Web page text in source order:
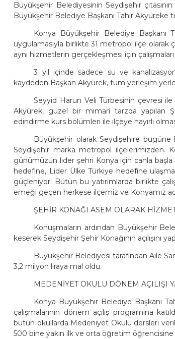
Büyükşehir Belediyesinin Seydişehir
Büyükşehir Belediye Başkanı Tahir Akyüreke
Konya Büyükşehir Belediye Başkanı
uygulamasıyla birlikte 31 metropol ilçe olarak
aynı hizmetlerin gerçekleşmesi için
3 yıl içinde sadece su ve
kaydeden Başkan Akyürek, tüm yerleşim
Seyyid Harun Veli Türbesinin çevresi
Akyürek, güzel bir mimari tarzda yapılan
edindirme kurs bölümleri ile ilçeye hayırlı
Büyükşehir olarak Seydişehire bugüne
Seydişehir marka metropol ilçelerimizden.
günümüzün lider şehri Konya için canla başla
hedefine, Lider Ülke Türkiye hedefine
güçleniyor. Bütün bu yatırımlarda birlikte
emeği geçen herkese ilçemiz ve Konyamız
ŞEHİR KONAĞI ASEM OLARAK
Konuşmaların ardından Büyükşehir
keserek Seydişehir Şehir Konağının açılışını
Büyükşehir Belediyesi tarafından Aile
3,2 milyon liraya mal oldu.
MEDENİYET OKULU DÖNEM AÇILIŞI
Konya Büyükşehir Belediye Başkanı
çalışmalarının dönem açılış programına
bütün okullarda Medeniyet Okulu dersleri
500 bine yakın ilk ve orta öğretim öğrencisine